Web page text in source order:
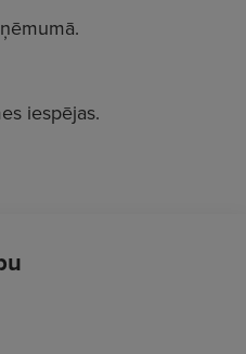
iespējas.